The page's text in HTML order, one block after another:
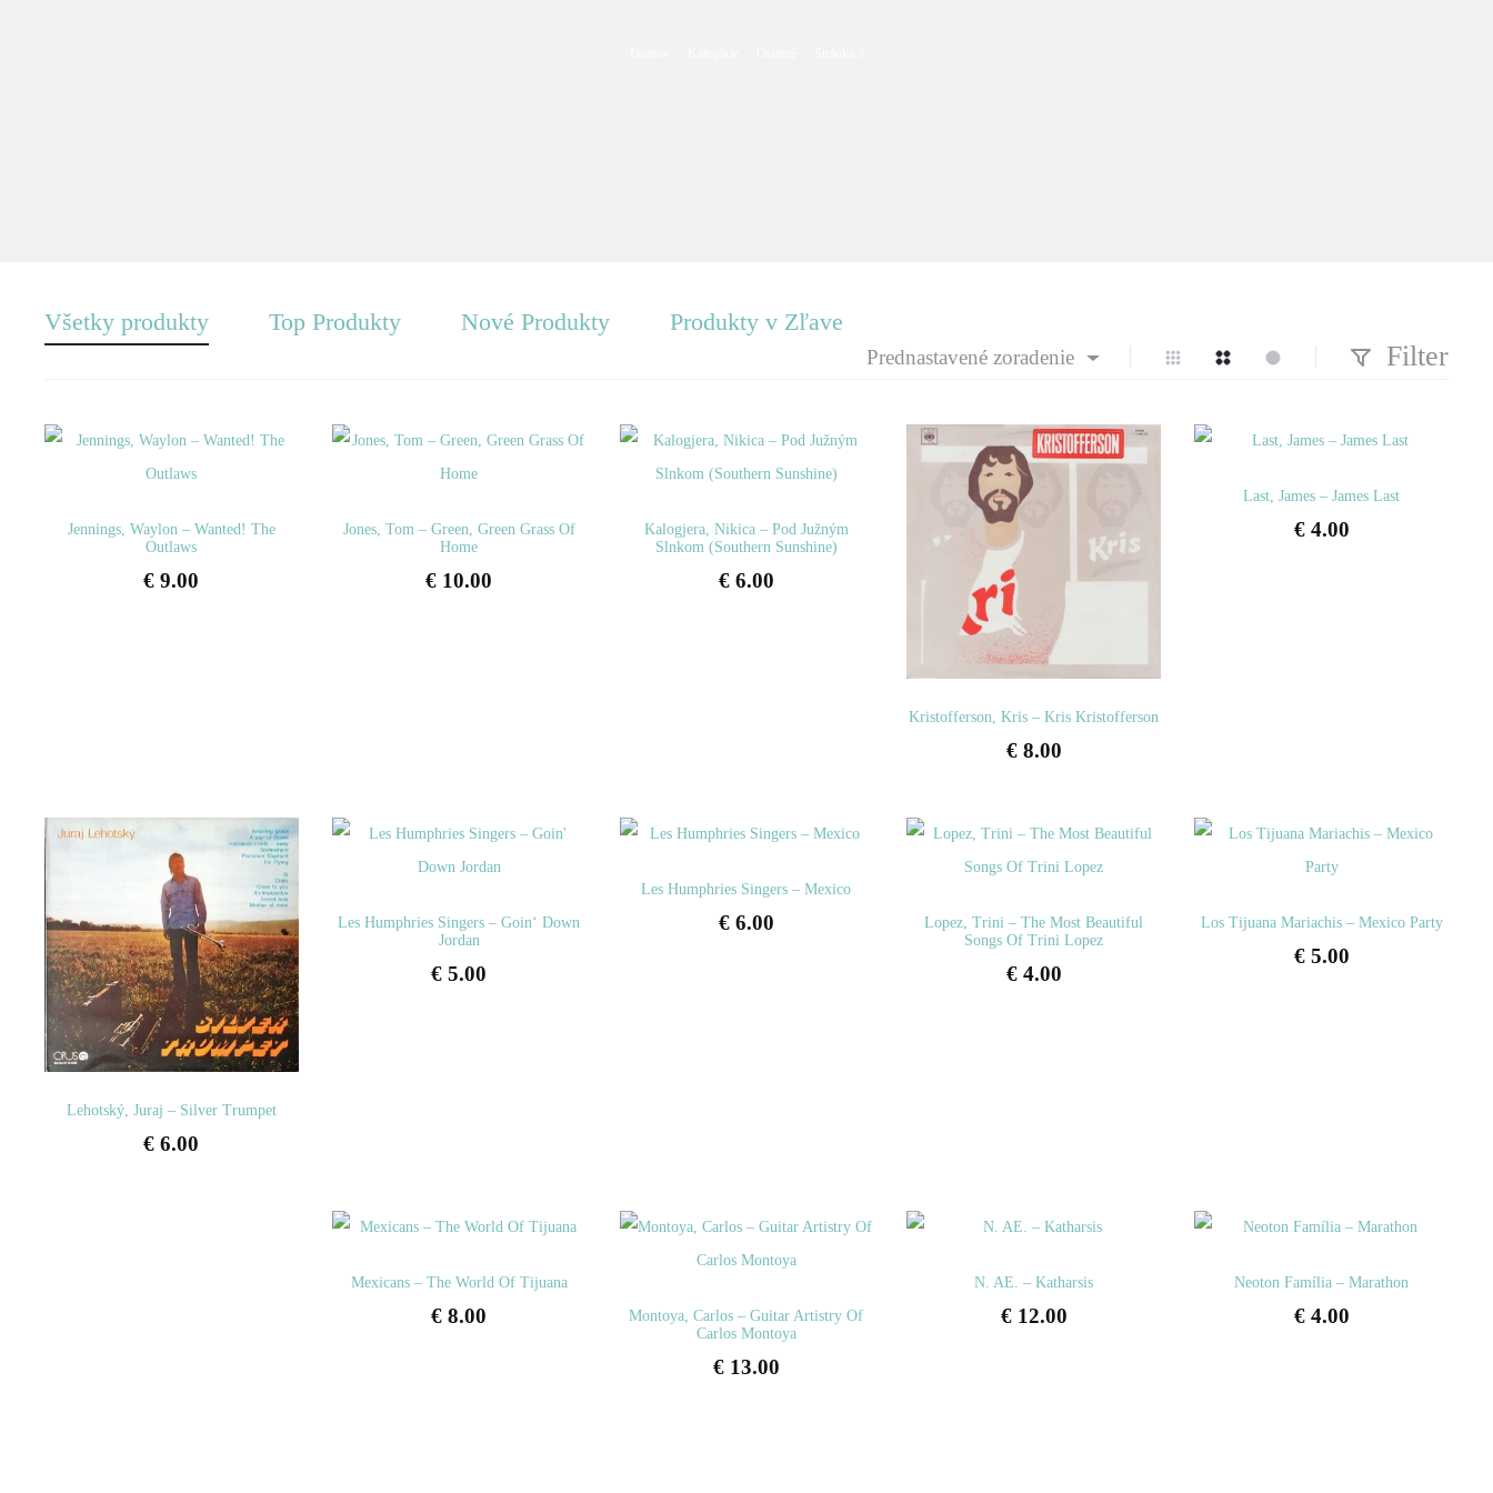
Všetky produkty Top Produkty Nové Produkty Produkty v Zľave
Prednastavené zoradenie Filter
Jennings, Waylon – Wanted! The
Outlaws
€ 9.00
Jones, Tom – Green, Green Grass Of
Home
€ 10.00
Kalogjera, Nikica – Pod Južným
Slnkom (Southern Sunshine)
€6.00
Kristofferson, Kris – Kris Kristofferson
€8.00
Last, James – James Last
€4.00
Lehotský, Juraj – Silver Trumpet
€ 6.00
Les Humphries Singers – Goin‘ Down
Jordan
€ 5.00
Les Humphries Singers – Mexico
€6.00
Lopez, Trini – The Most Beautiful
Songs Of Trini Lopez
€4.00
Los Tijuana Mariachis – Mexico Party
€5.00
Mexicans – The World Of Tijuana
€ 8.00
Montoya, Carlos – Guitar Artistry Of
Carlos Montoya
€13.00
N. AE. – Katharsis
€12.00
Neoton Família – Marathon
€4.00